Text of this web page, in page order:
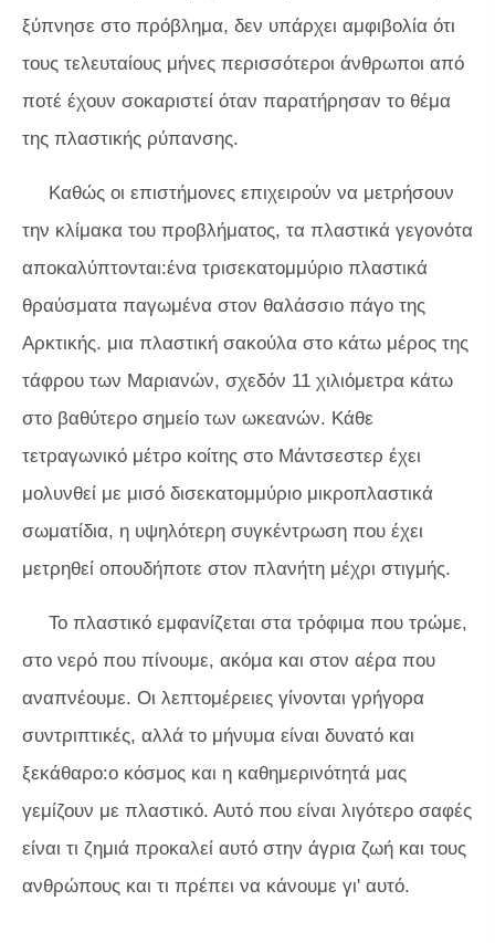
ξύπνησε στο πρόβλημα, δεν υπάρχει αμφιβολία ότι
τους τελευταίους μήνες περισσότεροι άνθρωποι από
ποτέ έχουν σοκαριστεί όταν παρατήρησαν το θέμα
της πλαστικής ρύπανσης.
Καθώς οι επιστήμονες επιχειρούν να μετρήσουν
την κλίμακα του προβλήματος, τα πλαστικά γεγονότα
αποκαλύπτονται:ένα τρισεκατομμύριο πλαστικά
θραύσματα παγωμένα στον θαλάσσιο πάγο της
Αρκτικής. μια πλαστική σακούλα στο κάτω μέρος της
τάφρου των Μαριανών, σχεδόν 11 χιλιόμετρα κάτω
στο βαθύτερο σημείο των ωκεανών. Κάθε
τετραγωνικό μέτρο κοίτης στο Μάντσεστερ έχει
μολυνθεί με μισό δισεκατομμύριο μικροπλαστικά
σωματίδια, η υψηλότερη συγκέντρωση που έχει
μετρηθεί οπουδήποτε στον πλανήτη μέχρι στιγμής.
Το πλαστικό εμφανίζεται στα τρόφιμα που τρώμε,
στο νερό που πίνουμε, ακόμα και στον αέρα που
αναπνέουμε. Οι λεπτομέρειες γίνονται γρήγορα
συντριπτικές, αλλά το μήνυμα είναι δυνατό και
ξεκάθαρο:ο κόσμος και η καθημερινότητά μας
γεμίζουν με πλαστικό. Αυτό που είναι λιγότερο σαφές
είναι τι ζημιά προκαλεί αυτό στην άγρια ​​ζωή και τους
ανθρώπους και τι πρέπει να κάνουμε γι' αυτό.